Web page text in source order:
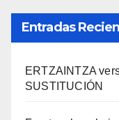
Entradas
ERTZAINTZA
SUSTITUCIÓN